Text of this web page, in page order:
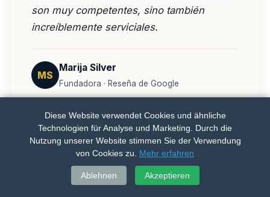
son muy competentes, sino también
increíblemente serviciales.
MS
Marija Silver
Fundadora · Reseña de Google
★★★★★
Recibí consejos para mi empresa que
Llamar WhatsApp
Diese Website verwendet Cookies und ähnliche
Technologien für Analyse und Marketing. Durch die
Nutzung unserer Website stimmen Sie der Verwendung
von Cookies zu.
Mehr erfahren
Ablehnen Akzeptieren